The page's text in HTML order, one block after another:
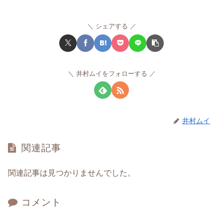
シェアする
井村ムイをフォローする
井村ムイ
関連記事
関連記事は見つかりませんでした。
コメント